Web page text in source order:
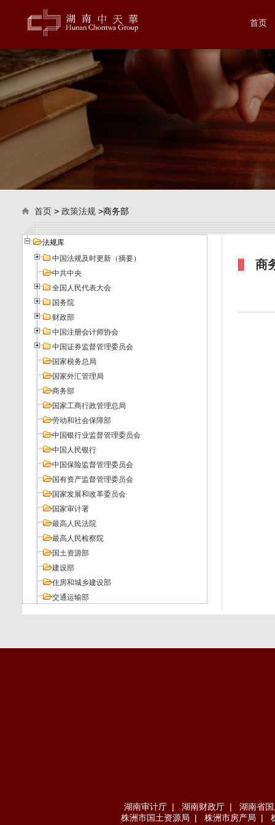
首页
首页> 政策法规>商务部
法规库
中国法规及时更新（摘要）
中共中央
全国人民代表大会
国务院
财政部
中国注册会计师协会
中国证券监督管理委员会
国家税务总局
国家外汇管理局
商务部
国家工商行政管理总局
劳动和社会保障部
中国银行业监督管理委员会
中国人民银行
中国保险监督管理委员会
国有资产监督管理委员会
国家发展和改革委员会
国家审计署
最高人民法院
最高人民检察院
国土资源部
建设部
住房和城乡建设部
交通运输部
商
湖南审计厅 | 湖南财政厅 |
湖南省
株洲市国土资源局
| 株洲市房产局 |